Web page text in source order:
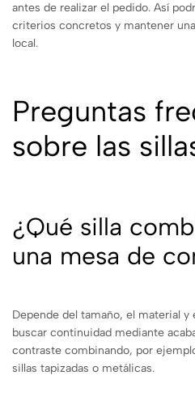
antes de realizar el pedido. Así
criterios concretos y mantener
local.
Preguntas
sobre las
¿Qué silla
una mesa de
Depende del tamaño, el material y
buscar continuidad mediante
contraste combinando, por
sillas tapizadas o metálicas.